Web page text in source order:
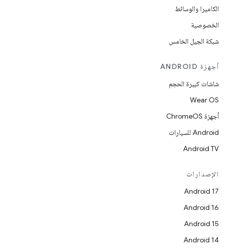
الكاميرا والوسائط
الخصوصية
شبكة الجيل الخامس
أجهزة ANDROID
شاشات كبيرة الحجم
Wear OS
أجهزة ChromeOS
Android للسيارات
Android TV
الإصدارات
Android 17
Android 16
Android 15
Android 14